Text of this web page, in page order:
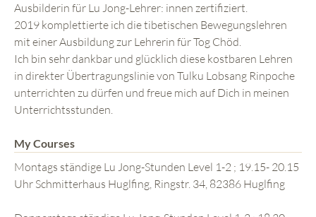
Ausbilderin für Lu Jong-Lehrer: innen zertifiziert.
2019 komplettierte ich die tibetischen Bewegungslehren
mit einer Ausbildung zur Lehrerin für Tog Chöd.
Ich bin sehr dankbar und glücklich diese kostbaren Lehren
in direkter Übertragungslinie von Tulku Lobsang Rinpoche
unterrichten zu dürfen und freue mich auf Dich in meinen
Unterrichtsstunden.
My Courses
Montags ständige Lu Jong-Stunden Level 1-2 ; 19.15- 20.15
Uhr Schmitterhaus Huglfing, Ringstr. 34, 82386 Huglfing